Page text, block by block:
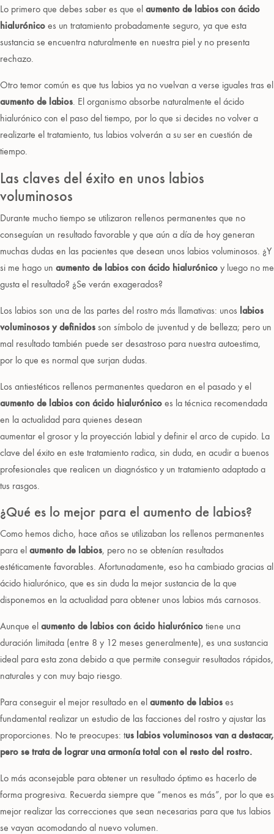
Lo primero que debes saber es que el aumento de labios con ácido
hialurónico es un tratamiento probadamente seguro, ya que esta
sustancia se encuentra naturalmente en nuestra piel y no presenta
rechazo.
Otro temor común es que tus labios ya no vuelvan a verse iguales tras el
aumento de labios . El organismo absorbe naturalmente el ácido
hialurónico con el paso del tiempo, por lo que si decides no volver a
realizarte el tratamiento, tus labios volverán a su ser en cuestión de
tiempo.
Las claves del éxito en unos labios
voluminosos
Durante mucho tiempo se utilizaron rellenos permanentes que no
conseguían un resultado favorable y que aún a día de hoy generan
muchas dudas en las pacientes que desean unos labios voluminosos. ¿Y
si me hago un aumento de labios con ácido hialurónico y luego no me
gusta el resultado? ¿Se verán exagerados?
Los labios son una de las partes del rostro más llamativas: unos labios
voluminosos y definidos son símbolo de juventud y de belleza; pero un
mal resultado también puede ser desastroso para nuestra autoestima,
por lo que es normal que surjan dudas.
Los antiestéticos rellenos permanentes quedaron en el pasado y el
aumento de labios con ácido hialurónico es la técnica recomendada
en la actualidad para quienes desean
aumentar el grosor y la proyección labial y definir el arco de cupido. La
clave del éxito en este tratamiento radica, sin duda, en acudir a buenos
profesionales que realicen un diagnóstico y un tratamiento adaptado a
tus rasgos.
¿Qué es lo mejor para el aumento de labios?
Como hemos dicho, hace años se utilizaban los rellenos permanentes
para el aumento de labios, pero no se obtenían resultados
estéticamente favorables. Afortunadamente, eso ha cambiado gracias al
ácido hialurónico, que es sin duda la mejor sustancia de la que
disponemos en la actualidad para obtener unos labios más carnosos.
Aunque el aumento de labios con ácido hialurónico tiene una
duración limitada (entre 8 y 12 meses generalmente), es una sustancia
ideal para esta zona debido a que permite conseguir resultados rápidos,
naturales y con muy bajo riesgo.
Para conseguir el mejor resultado en el aumento de labios es
fundamental realizar un estudio de las facciones del rostro y ajustar las
proporciones. No te preocupes: tus labios voluminosos van a destacar,
pero se trata de lograr una armonía total con el resto del rostro.
Lo más aconsejable para obtener un resultado óptimo es hacerlo de
forma progresiva. Recuerda siempre que “menos es más”, por lo que es
mejor realizar las correcciones que sean necesarias para que tus labios
se vayan acomodando al nuevo volumen.